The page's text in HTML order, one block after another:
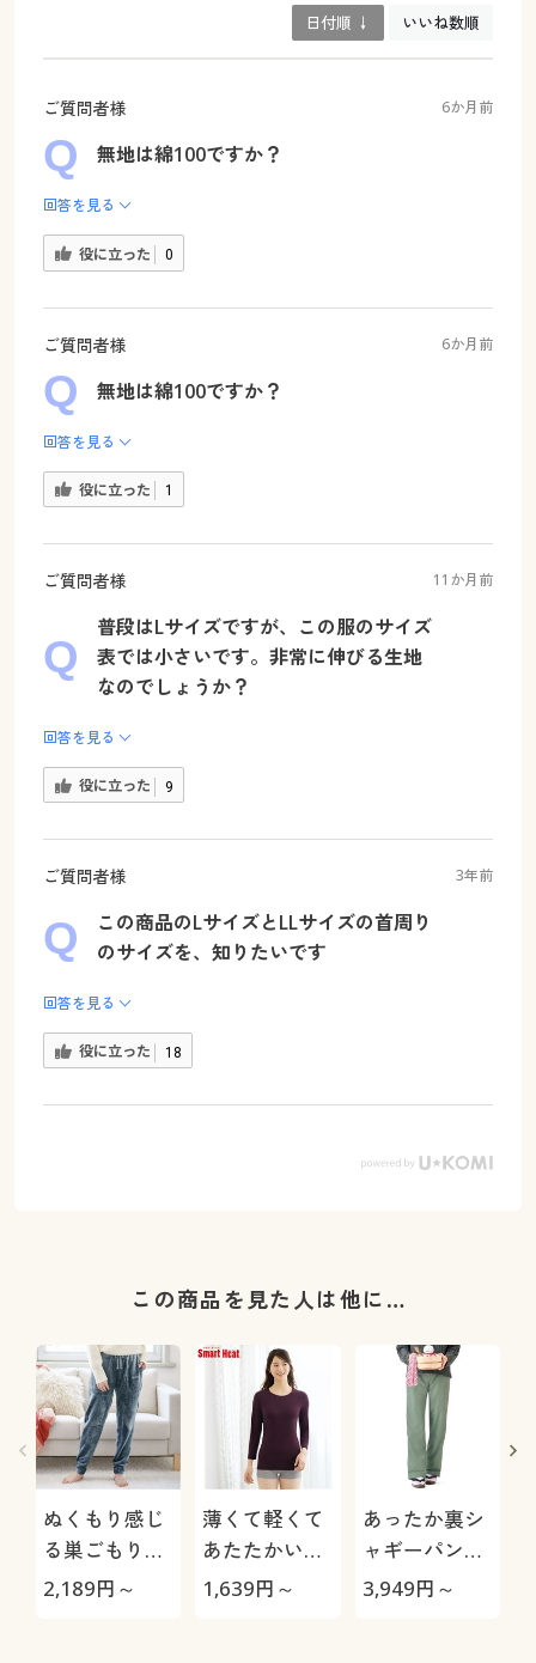
日付順 ↓ いいね数順
ご質問者様 6か月前
無地は綿100ですか？
回答を見る
役に立った 0
ご質問者様 6か月前
無地は綿100ですか？
回答を見る
役に立った 1
ご質問者様 11か月前
普段はLサイズですが、この服のサイズ
表では小さいです。非常に伸びる生地
なのでしょうか？
回答を見る
役に立った 9
ご質問者様 3年前
この商品のLサイズとLLサイズの首周り
のサイズを、知りたいです
回答を見る
役に立った 18
この商品を見た人は他に…
ぬくもり感じ
る巣ごもりル
ームパンツ(両
2,189円～
薄くて軽くて
あたたかいイ
ンナー(衿狭め
1,639円～
あったか裏シ
ャギーパンツ
(防寒パンツ・
3,949円～